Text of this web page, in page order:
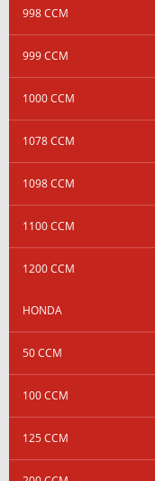
998 CCM
999 CCM
1000 CCM
1078 CCM
1098 CCM
1100 CCM
1200 CCM
HONDA
50 CCM
100 CCM
125 CCM